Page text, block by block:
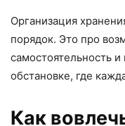
Организация
порядок. Это про
самостоятельность и
обстановке, где
Как